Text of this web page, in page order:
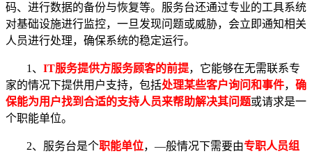
码、进行数据的备份与恢复等。服务台还通过专业的工具系统
对基础设施进行监控，一旦发现问题或威胁，会立即通知相关
人员进行处理，确保系统的稳定运行。
1、 IT服务提供方服务顾客的前提，它能够在无需联系专
家的情况下提供用户支持，包括处理某些客户询问和事件， 确
保能为用户找到合适的支持人员来帮助解决其问题或请求是一
个职能单位。
2、服务台是个职能单位，—般情况下需要由专职人员组